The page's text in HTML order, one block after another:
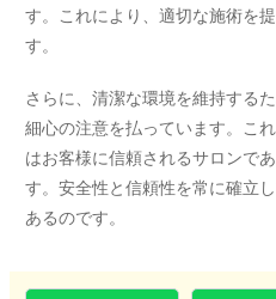
す。これにより、適切な施術を
す。
さらに、清潔な環境を維持する
細心の注意を払っています。こ
はお客様に信頼されるサロンで
す。安全性と信頼性を常に確立
あるのです。